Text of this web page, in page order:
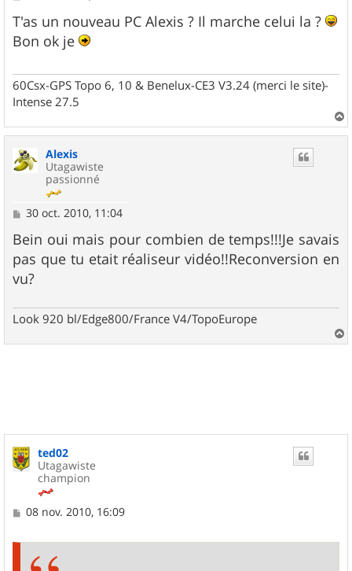
s
s
a
T'as un nouveau PC Alexis ? Il marche celui la ?
Bon ok je
60Csx-GPS Topo 6, 10 & Benelux-CE3 V3.24 (merci le site)-
Intense 27.5
a
Alexis
Utagawiste
passionné
M
s
s
a
g
e
30 oct. 2010, 11:04
Bein oui mais pour combien de temps!!!Je savais
pas que tu etait réaliseur vidéo!!Reconversion en
vu?
Look 920 bl/Edge800/France V4/TopoEurope
a
ted02
Utagawiste
champion
M
08 nov. 2010, 16:09